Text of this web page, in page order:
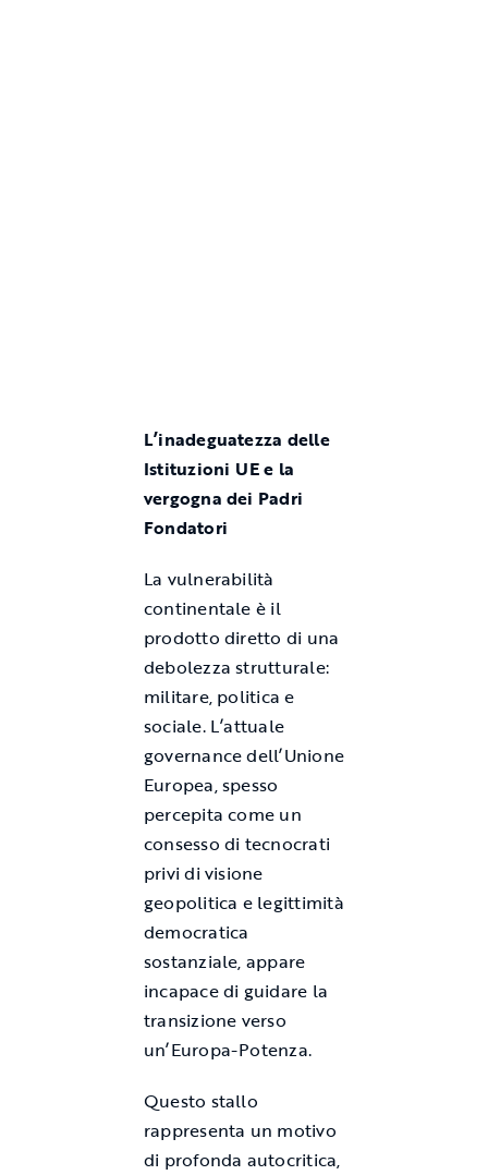
L’inadeguatezza delle
Istituzioni UE e la
vergogna dei Padri
Fondatori
La vulnerabilità
continentale è il
prodotto diretto di una
debolezza strutturale:
militare, politica e
sociale. L’attuale
governance dell’Unione
Europea, spesso
percepita come un
consesso di tecnocrati
privi di visione
geopolitica e legittimità
democratica
sostanziale, appare
incapace di guidare la
transizione verso
un’Europa-Potenza.
Questo stallo
rappresenta un motivo
di profonda autocritica,